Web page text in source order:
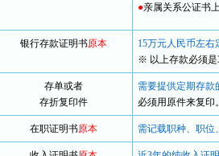
●亲属关系公证书
银行存款证明书原本
15万元人民币左
※ 以上存款必须是
存单或者
存折复印件
需要提供定期存款
必须用原件来复印
在职证明书原本 需记载职种、职位